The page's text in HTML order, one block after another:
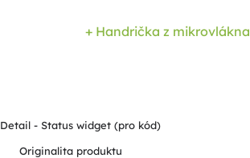
+ Handrička z mikrovlákna
Detail - Status widget (pro kód)
Originalita produktu